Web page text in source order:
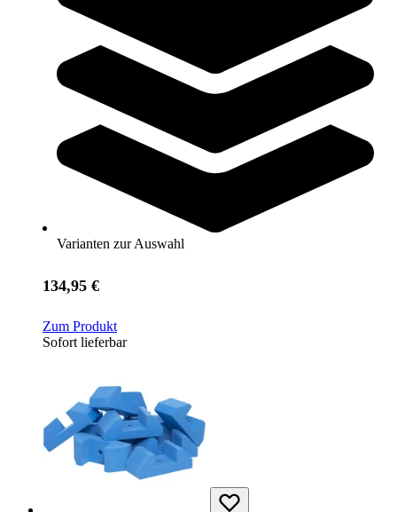
Varianten zur Auswahl
MINIBlockX® Set
Zum Produkt
Sofort lieferbar
134,95 €
Zum Produkt
Sofort lieferbar